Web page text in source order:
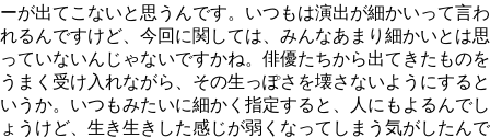
ーが出てこないと思うんです。いつもは演出が細かいって言わ
れるんですけど、今回に関しては、みんなあまり細かいとは思
っていないんじゃないですかね。俳優たちから出てきたものを
うまく受け入れながら、その生っぽさを壊さないようにすると
いうか。いつもみたいに細かく指定すると、人にもよるんでし
ょうけど、生き生きした感じが弱くなってしまう気がしたんで